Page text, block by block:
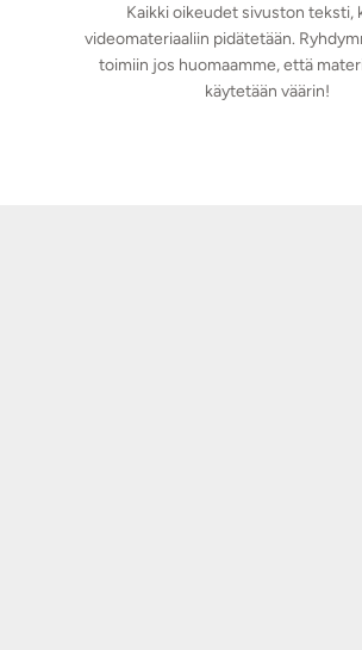
Kaikki oikeudet sivuston teksti,
videomateriaaliin pidätetään.
toimiin jos huomaamme, että
käytetään väärin!